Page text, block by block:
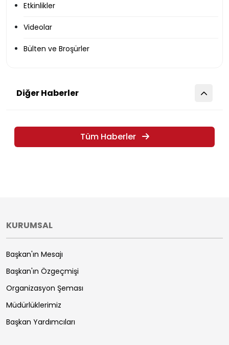
Etkinlikler
Videolar
Bülten ve Broşürler
Diğer Haberler
Tüm Haberler
KURUMSAL
Başkan'ın Mesajı
Başkan'ın Özgeçmişi
Organizasyon Şeması
Müdürlüklerimiz
Başkan Yardımcıları